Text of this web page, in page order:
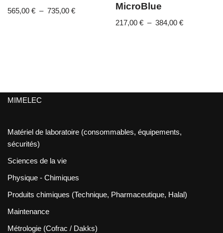
565,00 € – 735,00 €
MicroBlue
217,00€ – 384,00€
MIMELEC
Matériel de laboratoire (consommables, équipements,
sécurités)
Sciences de la vie
Physique - Chimiques
Produits chimiques (Technique, Pharmaceutique, Halal)
Maintenance
Métrologie (Cofrac / Dakks)